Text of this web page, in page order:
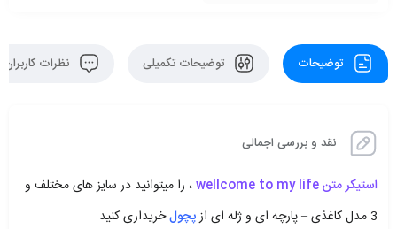
توضیحات توضیحات تکمیلی نظرات کاربران
نقد و بررسی اجمالی
استیکر متن wellcome to my life
، را میتوانید در سایز های مختلف و
3 مدل کاغذی – پارچه ای و ژله ای از
پچولخریداری کنید